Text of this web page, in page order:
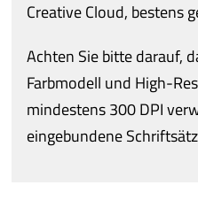
Creative Cloud, bestens
Achten Sie bitte darauf,
Farbmodell und High-
mindestens 300 DPI
eingebundene